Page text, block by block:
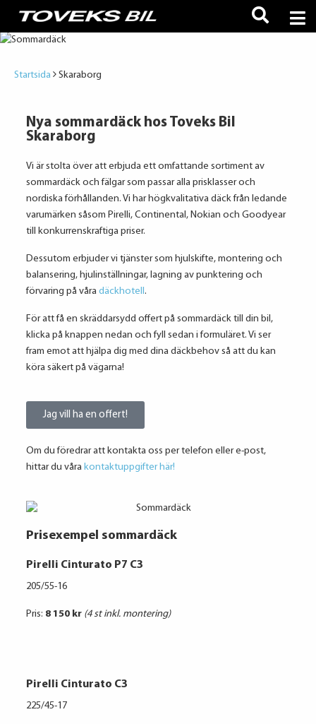
Startsida Skaraborg
Nya sommardäck hos Toveks Bil
Skaraborg
Vi är stolta över att erbjuda ett omfattande sortiment av
sommardäck och fälgar som passar alla prisklasser och
nordiska förhållanden. Vi har högkvalitativa däck från ledande
varumärken såsom Pirelli, Continental, Nokian och Goodyear
till konkurrenskraftiga priser.
Dessutom erbjuder vi tjänster som hjulskifte, montering och
balansering, hjulinställningar, lagning av punktering och
förvaring på våra däckhotell.
För att få en skräddarsydd offert på sommardäck till din bil,
klicka på knappen nedan och fyll sedan i formuläret. Vi ser
fram emot att hjälpa dig med dina däckbehov så att du kan
köra säkert på vägarna!
Jag vill ha en offert!
Om du föredrar att kontakta oss per telefon eller e-post,
hittar du våra kontaktuppgifter här!
Prisexempel sommardäck
Pirelli Cinturato P7 C3
205/55-16
Pris: 8 150 kr (4 st inkl. montering)
Pirelli Cinturato C3
225/45-17